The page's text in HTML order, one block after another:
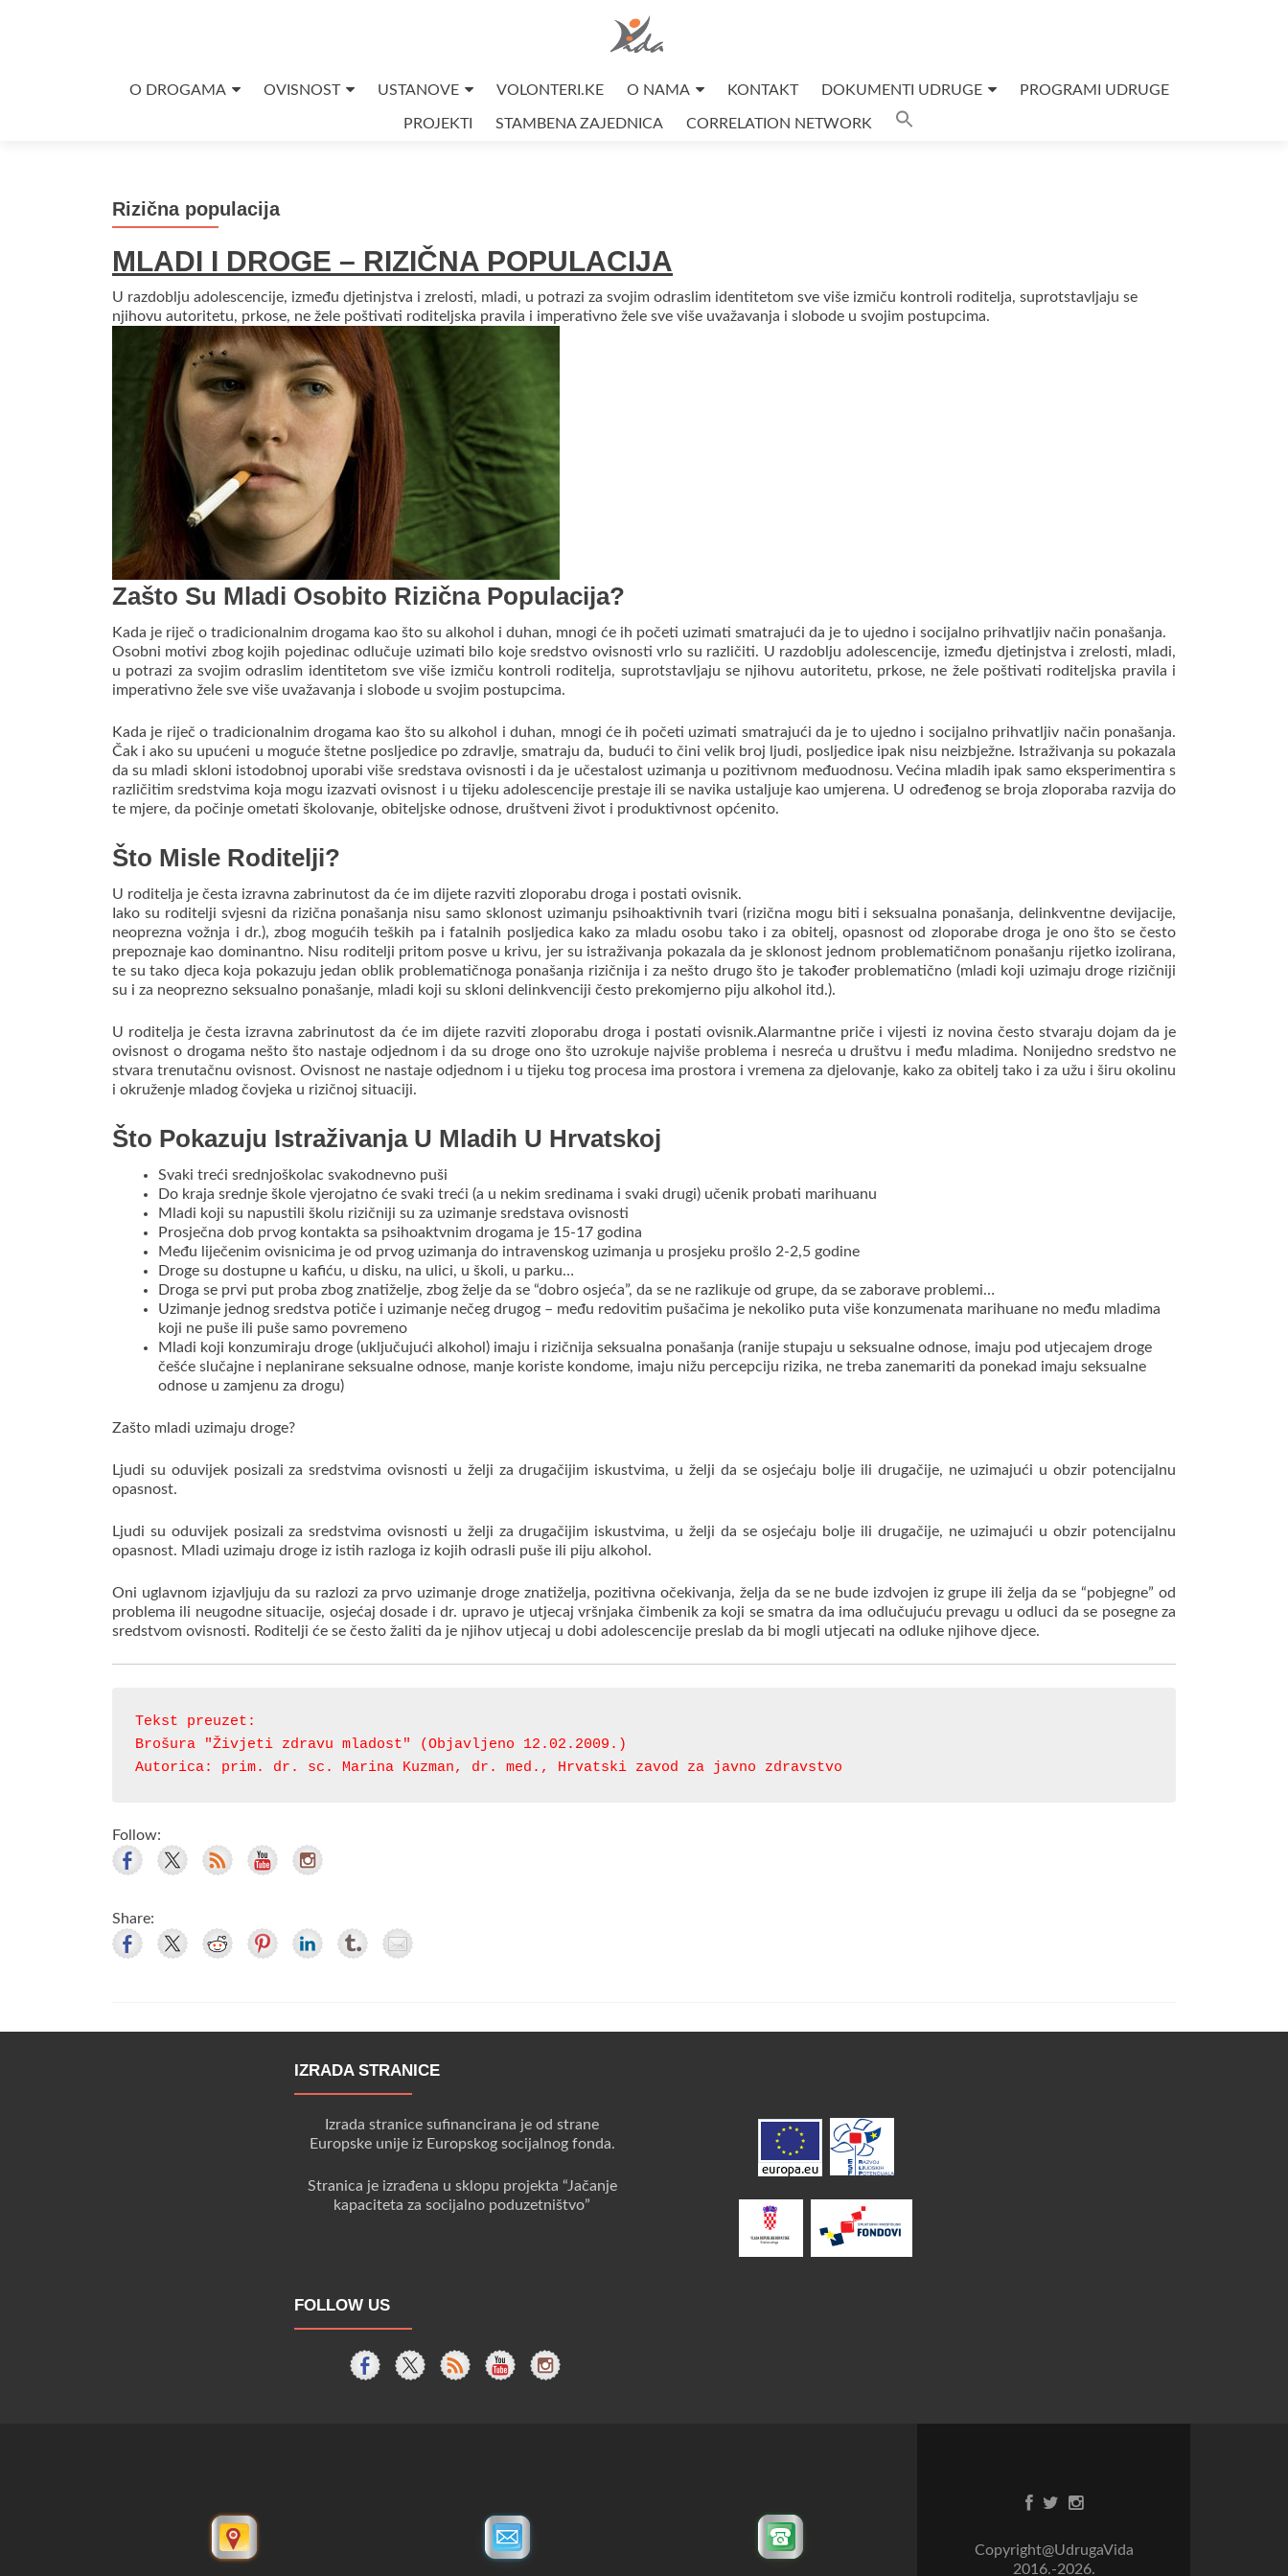
SkipO DROGAMA OVISNOST USTANOVE VOLONTERI.KE O NAMA KONTAKT DOKUMENTI UDRUGE PROGRAMI UDRUGE
PROJEKTI STAMBENA ZAJEDNICA CORRELATION NETWORK
Rizična populacija
MLADI I DROGE – RIZIČNA POPULACIJA
U razdoblju adolescencije, između djetinjstva i zrelosti, mladi, u potrazi za svojim odraslim identitetom sve više izmiču kontroli roditelja, suprotstavljaju se
njihovu autoritetu, prkose, ne žele poštivati roditeljska pravila i imperativno žele sve više uvažavanja i slobode u svojim postupcima.
Zašto Su Mladi Osobito Rizična Populacija?
Kada je riječ o tradicionalnim drogama kao što su alkohol i duhan, mnogi će ih početi uzimati smatrajući da je to ujedno i socijalno prihvatljiv način ponašanja.
Osobni motivi zbog kojih pojedinac odlučuje uzimati bilo koje sredstvo ovisnosti vrlo su različiti. U razdoblju adolescencije, između djetinjstva i zrelosti, mladi,
u potrazi za svojim odraslim identitetom sve više izmiču kontroli roditelja, suprotstavljaju se njihovu autoritetu, prkose, ne žele poštivati roditeljska pravila i
imperativno žele sve više uvažavanja i slobode u svojim postupcima.
Kada je riječ o tradicionalnim drogama kao što su alkohol i duhan, mnogi će ih početi uzimati smatrajući da je to ujedno i socijalno prihvatljiv način ponašanja.
Čak i ako su upućeni u moguće štetne posljedice po zdravlje, smatraju da, budući to čini velik broj ljudi, posljedice ipak nisu neizbježne. Istraživanja su pokazala
da su mladi skloni istodobnoj uporabi više sredstava ovisnosti i da je učestalost uzimanja u pozitivnom međuodnosu. Većina mladih ipak samo eksperimentira s
različitim sredstvima koja mogu izazvati ovisnost i u tijeku adolescencije prestaje ili se navika ustaljuje kao umjerena. U određenog se broja zloporaba razvija do
te mjere, da počinje ometati školovanje, obiteljske odnose, društveni život i produktivnost općenito.
Što Misle Roditelji?
U roditelja je česta izravna zabrinutost da će im dijete razviti zloporabu droga i postati ovisnik.
Iako su roditelji svjesni da rizična ponašanja nisu samo sklonost uzimanju psihoaktivnih tvari (rizična mogu biti i seksualna ponašanja, delinkventne devijacije,
neoprezna vožnja i dr.), zbog mogućih teških pa i fatalnih posljedica kako za mladu osobu tako i za obitelj,opasnost od zloporabe droga je ono što se često
prepoznaje kao dominantno. Nisu roditelji pritom posve u krivu, jer su istraživanja pokazala da je sklonost jednom problematičnom ponašanju rijetko izolirana,
te su tako djeca koja pokazuju jedan oblik problematičnoga ponašanja rizičnija i za nešto drugo što je također problematično (mladi koji uzimaju droge rizičniji
su i za neoprezno seksualno ponašanje, mladi koji su skloni delinkvenciji često prekomjerno piju alkohol itd.).
U roditelja je česta izravna zabrinutost da će im dijete razviti zloporabu droga i postati ovisnik.Alarmantne priče i vijesti iz novina često stvaraju dojam da je
ovisnost o drogama nešto što nastaje odjednom i da su droge ono što uzrokuje najviše problema i nesreća u društvu i među mladima. Nonijedno sredstvo ne
stvara trenutačnu ovisnost. Ovisnost ne nastaje odjednom i u tijeku tog procesa ima prostora i vremena za djelovanje, kako za obitelj tako i za užu i širu okolinu
i okruženje mladog čovjeka u rizičnoj situaciji.
Što Pokazuju Istraživanja U Mladih U Hrvatskoj
Svaki treći srednjoškolac svakodnevno puši
Do kraja srednje škole vjerojatno će svaki treći (a u nekim sredinama i svaki drugi) učenik probati marihuanu
Mladi koji su napustili školu rizičniji su za uzimanje sredstava ovisnosti
Prosječna dob prvog kontakta sa psihoaktvnim drogama je 15-17 godina
Među liječenim ovisnicima je od prvog uzimanja do intravenskog uzimanja u prosjeku prošlo 2-2,5 godine
Droge su dostupne u kafiću, u disku, na ulici, u školi, u parku…
Droga se prvi put proba zbog znatiželje, zbog želje da se “dobro osjeća”, da se ne razlikuje od grupe, da se zaborave problemi…
Uzimanje jednog sredstva potiče i uzimanje nečeg drugog – među redovitim pušačima je nekoliko puta više konzumenata marihuane no među mladima
koji ne puše ili puše samo povremeno
Mladi koji konzumiraju droge (uključujući alkohol) imaju i rizičnija seksualna ponašanja (ranije stupaju u seksualne odnose, imaju pod utjecajem droge
češće slučajne i neplanirane seksualne odnose, manje koriste kondome, imaju nižu percepciju rizika, ne treba zanemariti da ponekad imaju seksualne
odnose u zamjenu za drogu)
Zašto mladi uzimaju droge?
Ljudi su oduvijek posizali za sredstvima ovisnosti u želji za drugačijim iskustvima, u želji da se osjećaju bolje ili drugačije, ne uzimajući u obzir potencijalnu
opasnost.
Ljudi su oduvijek posizali za sredstvima ovisnosti u želji za drugačijim iskustvima, u želji da se osjećaju bolje ili drugačije, ne uzimajući u obzir potencijalnu
opasnost. Mladi uzimaju droge iz istih razloga iz kojih odrasli puše ili piju alkohol.
Oni uglavnom izjavljuju da su razlozi za prvo uzimanje droge znatiželja, pozitivna očekivanja, želja da se ne bude izdvojen iz grupe ili želja da se “pobjegne” od
problema ili neugodne situacije, osjećaj dosade i dr. upravo je utjecaj vršnjaka čimbenik za koji se smatra da ima odlučujuću prevagu u odluci da se posegne za
sredstvom ovisnosti. Roditelji će se često žaliti da je njihov utjecaj u dobi adolescencije preslab da bi mogli utjecati na odluke njihove djece.
Autorica: prim. dr. sc. Marina Kuzman, dr. med., Hrvatski zavod za javno zdravstvo
Follow:
Share:
IZRADA STRANICE
Izrada stranice sufinancirana je od strane
Europske unije iz Europskog socijalnog fonda.
Stranica je izrađena u sklopu projekta “Jačanje
kapaciteta za socijalno poduzetništvo”
FOLLOW US
Facebook
TwitterInstagram
Copyright@UdrugaVida
2016.-2026.